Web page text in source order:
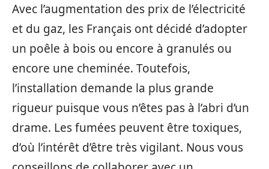
Avec l’augmentation des prix de l’électricité
et du gaz, les Français ont décidé d’adopter
un poêle à bois ou encore à granulés ou
encore une cheminée. Toutefois,
l’installation demande la plus grande
rigueur puisque vous n’êtes pas à l’abri d’un
drame. Les fumées peuvent être toxiques,
d’où l’intérêt d’être très vigilant. Nous vous